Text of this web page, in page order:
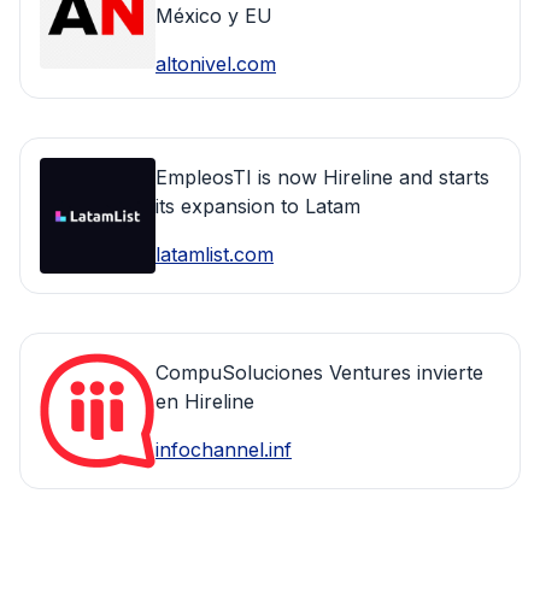
México y EU
altonivel.com
EmpleosTI is now Hireline and starts
its expansion to Latam
latamlist.com
CompuSoluciones Ventures invierte
en Hireline
infochannel.inf